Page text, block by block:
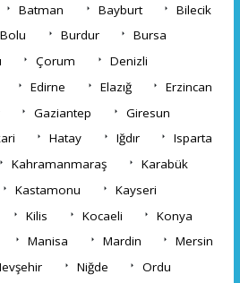
Batman Bayburt
Bilecik
Bolu Burdur
Bursa
Çorum
Denizli
Edirne Elazığ
Erzincan
Gaziantep
Giresun
Hatay Iğdır
Isparta
Kahramanmaraş
Karabük
Kastamonu
Kayseri
Kilis Kocaeli
Konya
Manisa Mardin
Mersin
Niğde
Ordu